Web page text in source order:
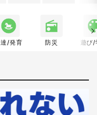
/発育 防災 遊び/